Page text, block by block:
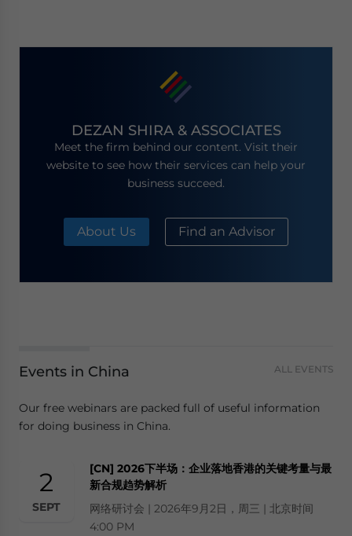
DEZAN SHIRA & ASSOCIATES
Meet the firm behind our content. Visit their
website to see how their services can help your
business succeed.
About Us Find an Advisor
Events in China ALL EVENTS
Our free webinars are packed full of useful information
for doing business in China.
2
SEPT
[CN] 2026下半场：企业落地香港的关键考量与最
新合规趋势解析
网络研讨会 | 2026年9月2日，周三 | 北京时间
4:00 PM